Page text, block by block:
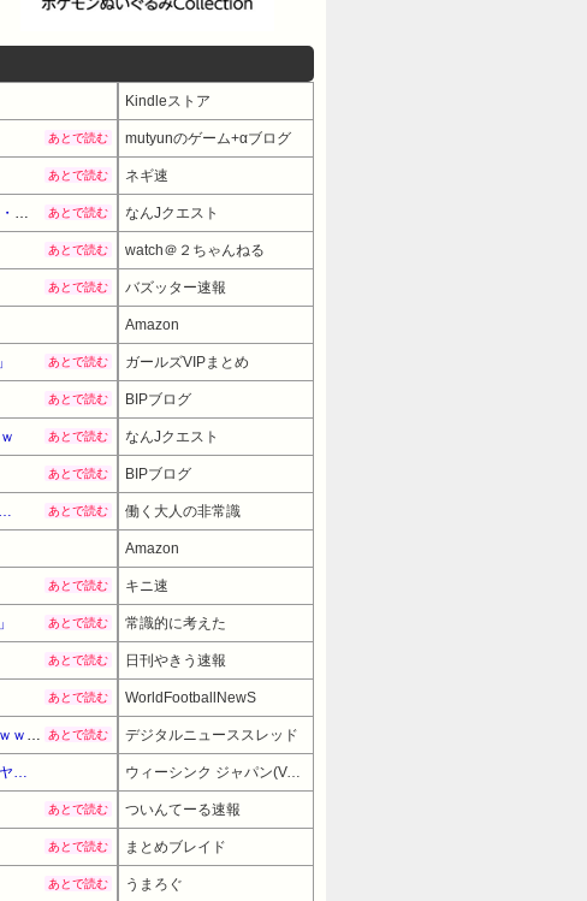
Kindleストア
あとで読む mutyunのゲーム+αブログ
あとで読む ネギ速
あとで読む なんJクエスト
あとで読む watch＠２ちゃんねる
あとで読む バズッター速報
Amazon
あとで読む ガールズVIPまとめ
あとで読む BIPブログ
あとで読む なんJクエスト
あとで読む BIPブログ
あとで読む 働く大人の非常識
Amazon
あとで読む キニ速
あとで読む 常識的に考えた
あとで読む 日刊やきう速報
あとで読む WorldFootballNewS
あとで読む デジタルニューススレッド
ウィーシンク ジャパン(VeSync JP)
あとで読む ついんてーる速報
あとで読む まとめブレイド
あとで読む うまろぐ